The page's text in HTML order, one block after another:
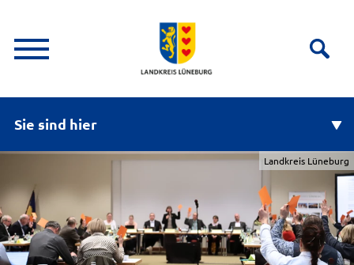
Sie sind hier
Landkreis Lüneburg